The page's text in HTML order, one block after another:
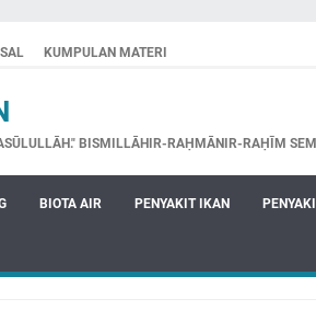
KUMPULAN MATERI
BISMILLĀHIR-RAḤMĀNIR-RAḤĪM
BIOTA AIR PENYAKIT IKAN